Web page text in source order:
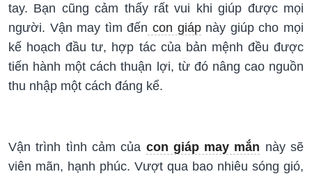
tay. Bạn cũng cảm thấy rất vui khi giúp được mọi
người. Vận may tìm đến con giápnày giúp cho mọi
kế hoạch đầu tư, hợp tác của bản mệnh đều được
tiến hành một cách thuận lợi, từ đó nâng cao nguồn
thu nhập một cách đáng kể.
Vận trình tình cảm của con giáp may mắn này sẽ
viên mãn, hạnh phúc. Vượt qua bao nhiêu sóng gió,